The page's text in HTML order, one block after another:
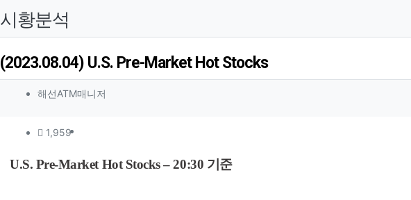
시황분석
(2023.08.04) U.S. Pre-Market Hot Stocks
작성자 정보
해선ATM매니저
컨텐츠 정보
1,959조회
본문
U.S. Pre-Market Hot Stocks– 20:30 기준